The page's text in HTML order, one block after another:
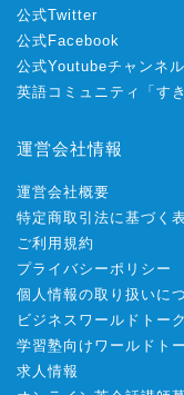
公式Twitter
公式Facebook
公式Youtubeチャンネル
英語コミュニティ「す
運営会社情報
運営会社概要
特定商取引法に基づく
ご利用規約
プライバシーポリシー
個人情報の取り扱いに
ビジネスワールドトーク
学習塾向けワールドト
求人情報